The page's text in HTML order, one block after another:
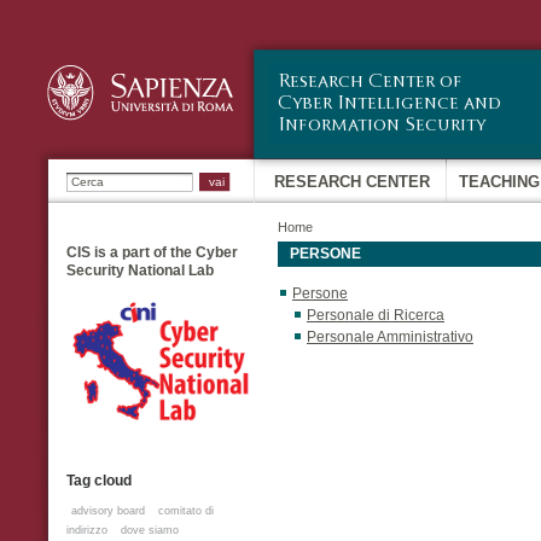
Ricerca RESEARCH CENTER TEACHING
Home
CIS is a part of the Cyber
Security National Lab
Tag cloud
advisory board
comitato di
indirizzo
dove siamo
PERSONE
Persone
Personale di Ricerca
Personale Amministrativo